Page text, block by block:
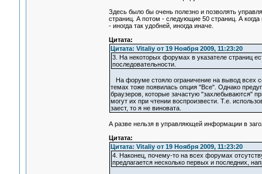
Здесь было бы очень полезно и позволять
страниц. А потом - следующие 50 страниц. А
- иногда так удобней, иногда иначе.
Цитата:
Цитата: Vitaliy от 19 Ноября 2009, 11:23:20
3. На некоторых форумах в указателе страниц
последовательности.
На форуме стояло ограничение на вывод всех
темах тоже появилась опция "Все". Однако
браузеров, которые зачастую "захлебываются"
могут их при чтении воспроизвести. Т.е.
заест, то я не виновата.
А разве нельзя в управляющей информации в
Цитата:
Цитата: Vitaliy от 19 Ноября 2009, 11:23:20
4. Наконец, почему-то на всех форумах
предлагается несколько первых и последних,